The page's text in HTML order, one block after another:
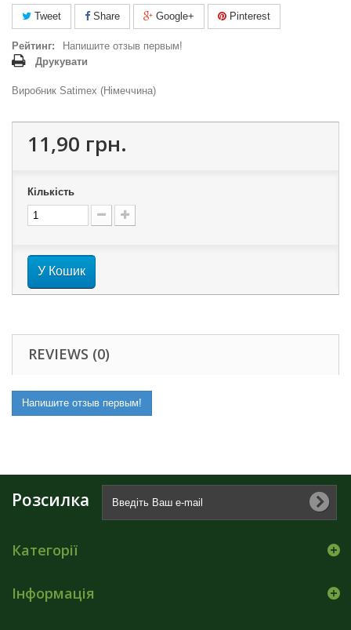
Tweet Share Google+ Pinterest
Рейтинг:
Напишите отзыв первым!
Друкувати
Виробник Satimex (Німеччина)
11,90 грн.
Кількість
У Кошик
REVIEWS (0)
Напишите отзыв первым!
Розсилка
Категорії
Інформація